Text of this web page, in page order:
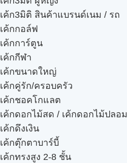
เค้ก3มิติ สินค้าแบรนด์เนม / รถ
เค้กกอล์ฟ
เค้กการ์ตูน
เค้กกีฬา
เค้กขนาดใหญ่
เค้กคู่รัก/ครอบครัว
เค้กชอคโกแลต
เค้กดอกไม้สด / เค้กดอกไม้ปลอม
เค้กดึงเงิน
เค้กตุ๊กตาบาร์บี้
เค้กทรงสูง 2-8 ชั้น